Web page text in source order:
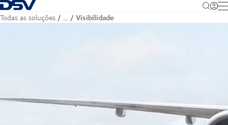
Voltar à página inicial
Todas as soluções … Visibilidade